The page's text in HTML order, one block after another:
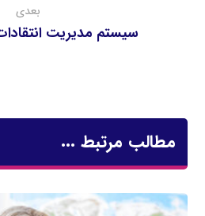
بعدی
سیستم مدیریت
مطالب مرتبط ...